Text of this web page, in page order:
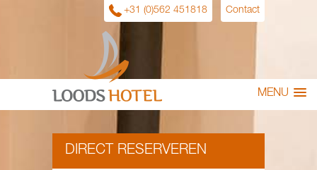
MENU
+31 (0)562 451818 Contact
DIRECT RESERVEREN